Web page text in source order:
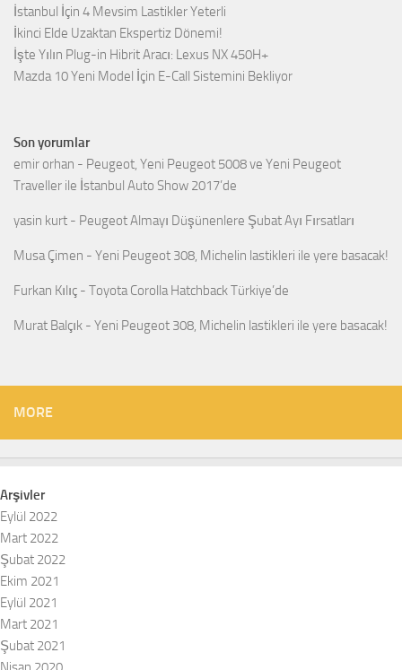
İstanbul İçin 4 Mevsim Lastikler Yeterli
İkinci Elde Uzaktan Ekspertiz Dönemi!
İşte Yılın Plug-in Hibrit Aracı: Lexus NX 450H+
Mazda 10 Yeni Model İçin E-Call Sistemini Bekliyor
Son yorumlar
emir orhan - Peugeot, Yeni Peugeot 5008 ve Yeni Peugeot
Traveller ile İstanbul Auto Show 2017’de
yasin kurt - Peugeot Almayı Düşünenlere Şubat Ayı Fırsatları
Musa Çimen - Yeni Peugeot 308, Michelin lastikleri ile yere basacak!
Furkan Kılıç - Toyota Corolla Hatchback Türkiye’de
Murat Balçık - Yeni Peugeot 308, Michelin lastikleri ile yere basacak!
MORE
Arşivler
Eylül 2022
Mart 2022
Şubat 2022
Ekim 2021
Eylül 2021
Mart 2021
Şubat 2021